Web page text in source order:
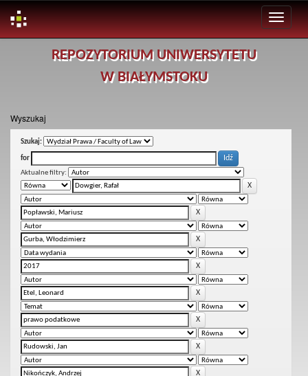
REPOZYTORIUM UNIWERSYTETU
W BIAŁYMSTOKU
Wyszukaj
Szukaj:
for
Aktualne filtry: